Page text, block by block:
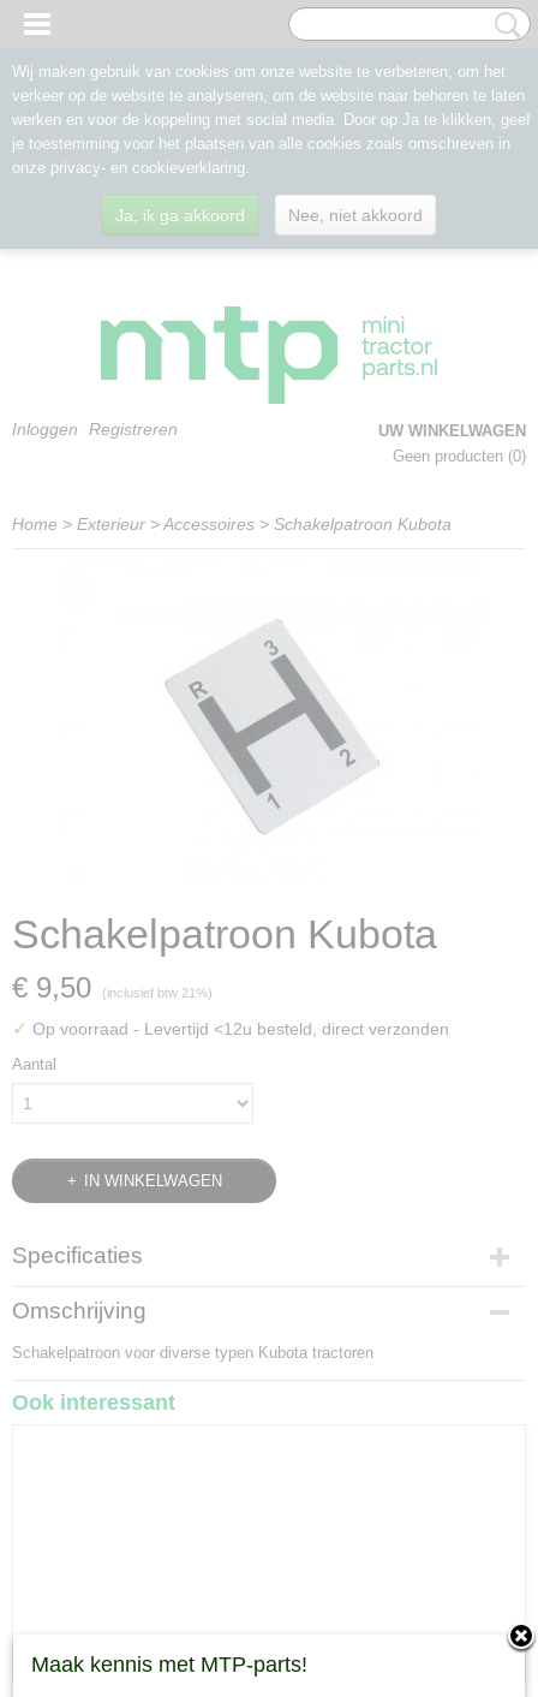
Inloggen Registreren
UW WINKELWAGEN
Geen producten (0)
Home > Exterieur >Accessoires > Schakelpatroon Kubota
Schakelpatroon Kubota
€ 9,50 (inclusief btw 21%)
✓ Op voorraad - Levertijd <12u besteld, direct verzonden
Aantal
IN WINKELWAGEN
Specificaties
Bruto gewicht
0,02 Kg
Omschrijving
Schakelpatroon voor diverse typen Kubota tractoren
Ook interessant
Wij maken gebruik van cookies om onze website te verbeteren, om het
verkeer op de website te analyseren, om de website naar behoren te laten
werken en voor de koppeling met social media. Door op Ja te klikken, geef
je toestemming voor het plaatsen van alle cookies zoals omschreven in
onze privacy- en cookieverklaring.
Ja, ik ga akkoord Nee, niet akkoord
Maak kennis met MTP-parts!